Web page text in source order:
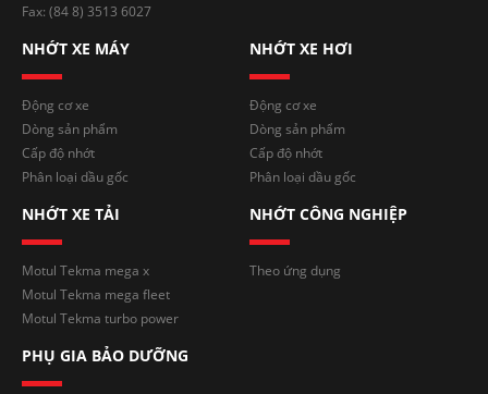
Fax: (84 8) 3513 6027
NHỚT XE MÁY
Động cơ xe
Dòng sản phẩm
Cấp độ nhớt
Phân loại dầu gốc
NHỚT XE HƠI
Động cơ xe
Dòng sản phẩm
Cấp độ nhớt
Phân loại dầu gốc
NHỚT XE TẢI
Motul Tekma mega x
Motul Tekma mega fleet
Motul Tekma turbo power
NHỚT CÔNG NGHIỆP
Theo ứng dụng
PHỤ GIA BẢO DƯỠNG